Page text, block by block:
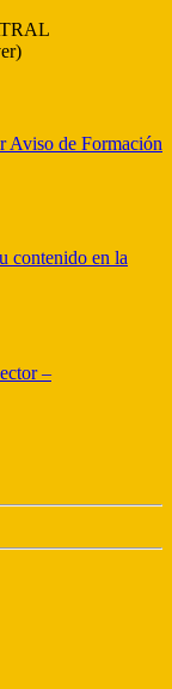
Aviso de Formación
contenido en la
–